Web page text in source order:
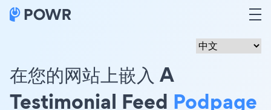
在您的网站上嵌入 A
Testimonial Feed Podpage